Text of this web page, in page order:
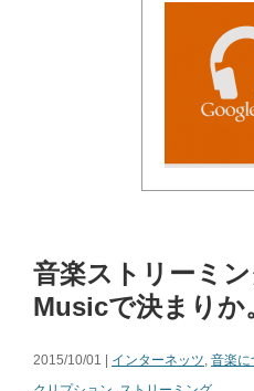
音楽ストリーミ
Musicで決まりか
2015/10/01 | インターネッツ 音楽に